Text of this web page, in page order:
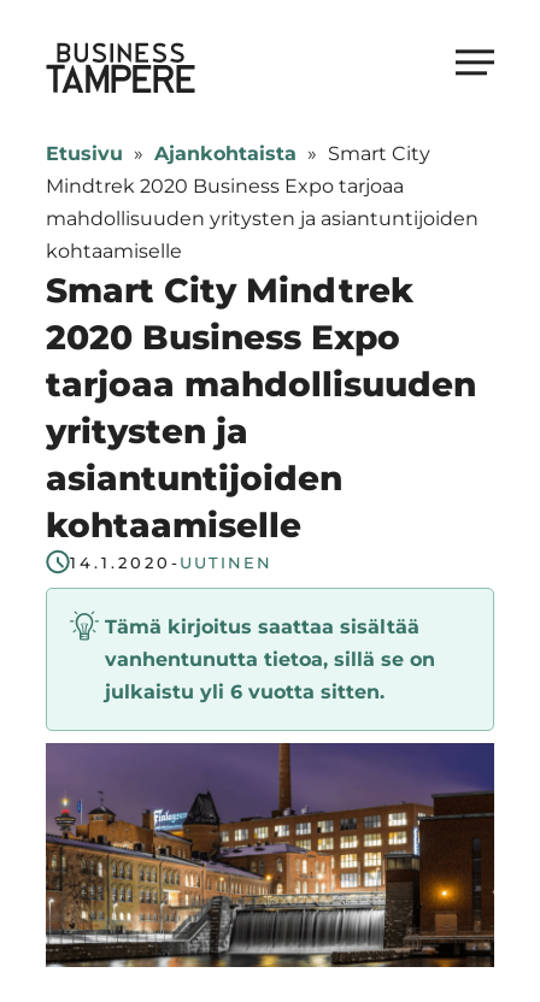
suoraan
sisältöön
Business Tampere
Tampere
supports
talents,
investors
and
entrepreneurs
in
making
smooth
start
in
Tampere
Region
Etusivu » Ajankohtaista » Smart City
Mindtrek 2020 Business Expo tarjoaa
mahdollisuuden yritysten ja asiantuntijoiden
kohtaamiselle
Smart City Mindtrek
2020 Business Expo
tarjoaa mahdollisuuden
yritysten ja
asiantuntijoiden
kohtaamiselle
14.1.2020 -UUTINEN
Tämä kirjoitus saattaa sisältää
vanhentunutta tietoa, sillä se on
julkaistu yli 6 vuotta sitten.